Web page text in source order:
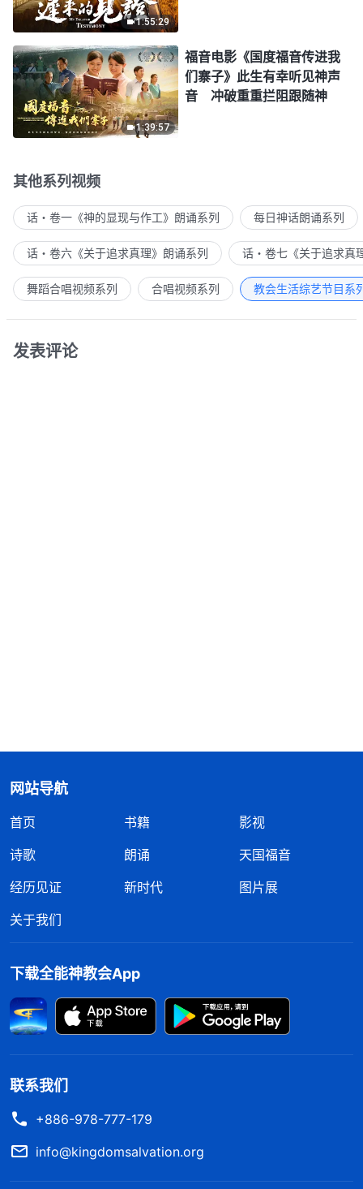
1:55:29
1:39:57
福音电影《国度福音传进我
们寨子》此生有幸听见神声
音 冲破重重拦阻跟随神
其他系列视频
话・卷一《神的显现与作工》朗诵系列 每日神话朗诵系列
话・卷六《关于追求真理》朗诵系列 话・卷七《关于追求真
舞蹈合唱视频系列 合唱视频系列 教会生活综艺节目系
发表评论
网站导航
首页 书籍
影视
诗歌
朗诵
天国福音
经历见证
新时代
图片展
关于我们
下载全能神教会App
联系我们
+886-978-777-179
info@kingdomsalvation.org